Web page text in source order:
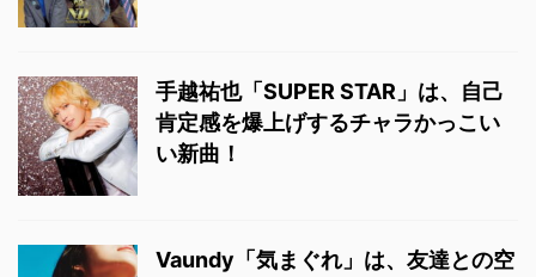
手越祐也「SUPER STAR」は、自己
肯定感を爆上げするチャラかっこい
い新曲！
Vaundy「気まぐれ」は、友達との空